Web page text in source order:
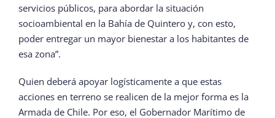
servicios públicos, para abordar la situación
socioambiental en la Bahía de Quintero y, con esto,
poder entregar un mayor bienestar a los habitantes de
esa zona”.
Quien deberá apoyar logísticamente a que estas
acciones en terreno se realicen de la mejor forma es la
Armada de Chile. Por eso, el Gobernador Marítimo de